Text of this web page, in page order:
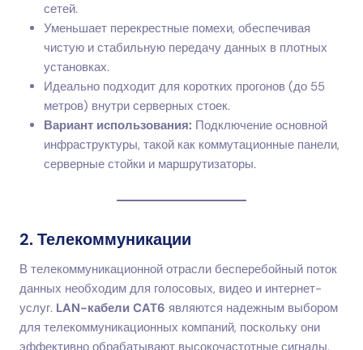
сетей.
Уменьшает перекрестные помехи, обеспечивая
чистую и стабильную передачу данных в плотных
установках.
Идеально подходит для коротких прогонов (до 55
метров) внутри серверных стоек.
Вариант использования: Подключение основной
инфраструктуры, такой как коммутационные панели,
серверные стойки и маршрутизаторы.
2. Телекоммуникации
В телекоммуникационной отрасли бесперебойный поток
данных необходим для голосовых, видео и интернет-
услуг. LAN-кабели CAT6 являются надежным выбором
для телекоммуникационных компаний, поскольку они
эффективно обрабатывают высокочастотные сигналы.